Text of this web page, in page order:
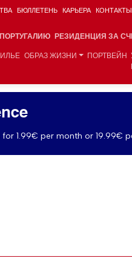
БЮЛЛЕТЕНЬ КАРЬЕРА КОНТАКТЫ
РЕЗИДЕНЦИЯ ЗА
ОБРАЗ ЖИЗНИ ПОРТВЕЙН
1.99€ per month or 19.99€